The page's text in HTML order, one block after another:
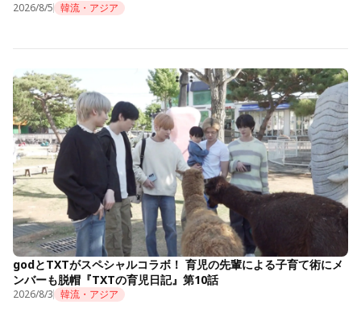
2026/8/5 韓流・アジア
godとTXTがスペシャルコラボ！ 育児の先輩による子育て術にメ
ンバーも脱帽『TXTの育児日記』第10話
2026/8/3 韓流・アジア